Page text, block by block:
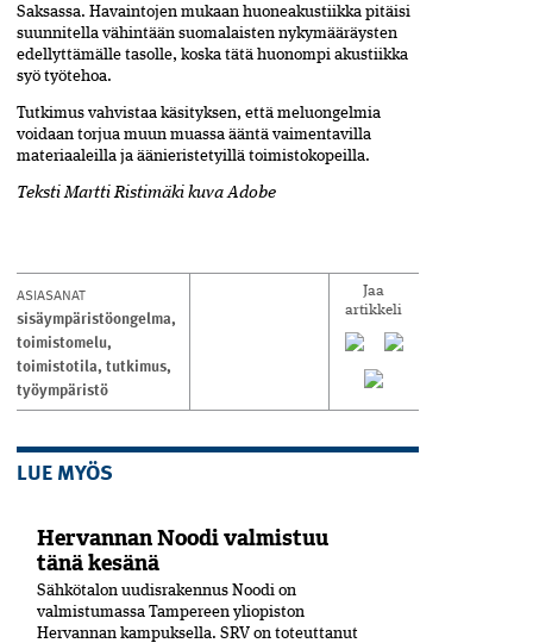
Saksassa.­ Havaintojen mukaan huone­akustiikka pitäisi
suunnitella vähintään suomalaisten nykymää­räysten
edellyttämälle tasolle, koska tätä huonompi akustiikka
syö työtehoa.
Tutkimus vahvistaa käsityksen, että meluongelmia
voidaan torjua muun muassa ääntä vaimen­tavilla
materiaaleilla ja ääni­eristetyillä toimistokopeilla.
Teksti Martti Ristimäki kuva Adobe
ASIASANAT
sisäympäristöongelma,
toimistomelu,
toimistotila, tutkimus,
työympäristö
Jaa
artikkeli
LUE MYÖS
Hervannan Noodi valmistuu
tänä kesänä
Sähkötalon uudisrakennus Noodi on
valmistumassa Tampereen yliopiston
Hervannan kampuksella. SRV on toteuttanut